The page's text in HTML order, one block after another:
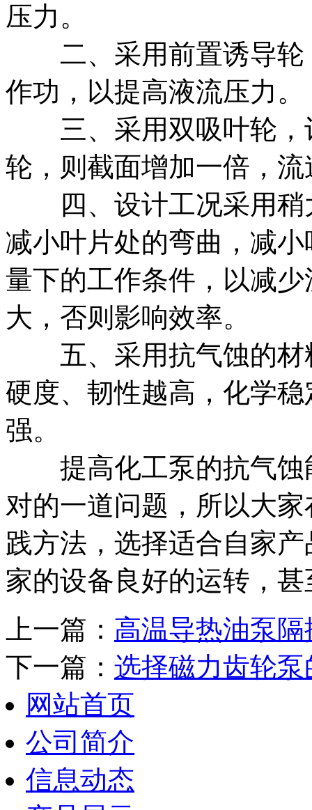
压力。
二、采用前置诱导轮
作功，以提高液流压力。
三、采用双吸叶轮，
轮，则截面增加一倍，
四、设计工况采用稍
减小叶片处的弯曲，减
量下的工作条件，以减
大，否则影响效率。
五、采用抗气蚀的材
硬度、韧性越高，化学
强。
提高化工泵的抗气蚀
对的一道问题，所以大
践方法，选择适合自家
家的设备良好的运转，
上一篇： 高温导热油泵
下一篇： 选择磁力齿轮
网站首页
公司简介
信息动态